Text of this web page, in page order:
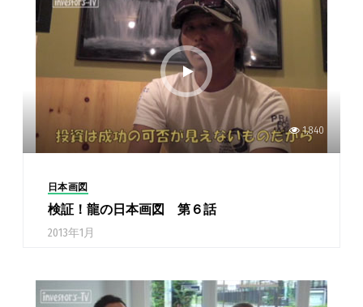
1,840
日本画図
検証！龍の日本画図 第６話
2013年1月